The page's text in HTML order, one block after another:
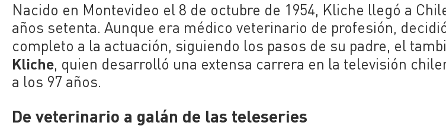
Nacido en Montevideo el 8 de octubre de 1954, Kliche llegó a
años setenta. Aunque era médico veterinario de profesión,
completo a la actuación, siguiendo los pasos de su padre, el
Kliche, quien desarrolló una extensa carrera en la televisión
a los 97 años.
De veterinario a galán de las teleseries